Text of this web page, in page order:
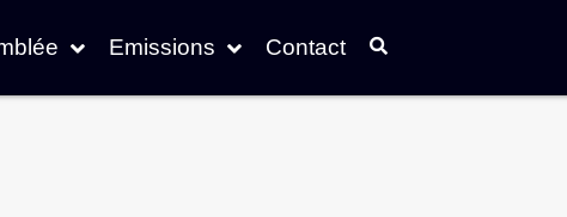
Emissions Contact